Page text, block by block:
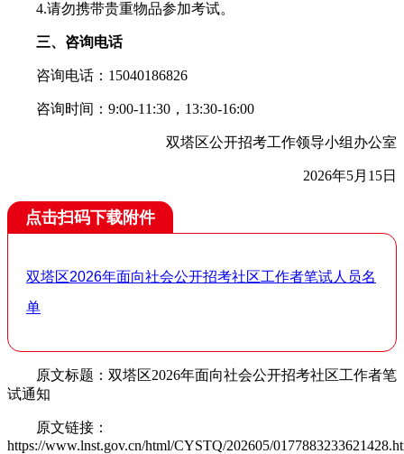
4.请勿携带贵重物品参加考试。
三、咨询电话
咨询电话：15040186826
咨询时间：9:00-11:30，13:30-16:00
双塔区公开招考工作领导小组办公室
2026年5月15日
点击扫码下载附件
双塔区2026年面向社会公开招考社区工作者笔试人员名
单
原文标题：双塔区2026年面向社会公开招考社区工作者笔
试通知
原文链接：
https://www.lnst.gov.cn/html/CYSTQ/202605/